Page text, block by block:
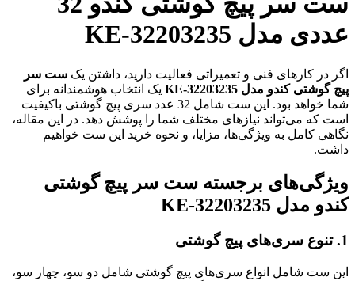
عددی مدل KE-32203235
اگر در کارهای فنی و تعمیراتی فعالیت دارید، داشتن یک ست سر
پیچ گوشتی کندو مدل KE-32203235
یک انتخاب هوشمندانه برای
شما خواهد بود. این ست شامل 32 عدد سری پیچ گوشتی باکیفیت
است که می‌تواند نیازهای مختلف شما را پوشش دهد. در این مقاله،
نگاهی کامل به ویژگی‌ها، مزایا، و نحوه خرید این ست خواهیم
داشت.
ویژگی‌های برجسته ست سر پیچ گوشتی
کندو مدل KE-32203235
1. تنوع سری‌های پیچ گوشتی
این ست شامل انواع سری‌های پیچ گوشتی شامل دو سو، چهار سو،